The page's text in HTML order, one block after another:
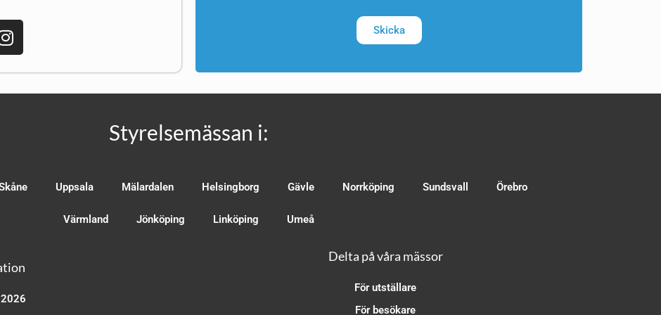
Skicka
Styrelsemässan i:
Uppsala Mälardalen Helsingborg Gävle Norrköping Sundsvall Örebro
Värmland Jönköping Linköping Umeå
Delta på våra mässor
För utställare
För besökare